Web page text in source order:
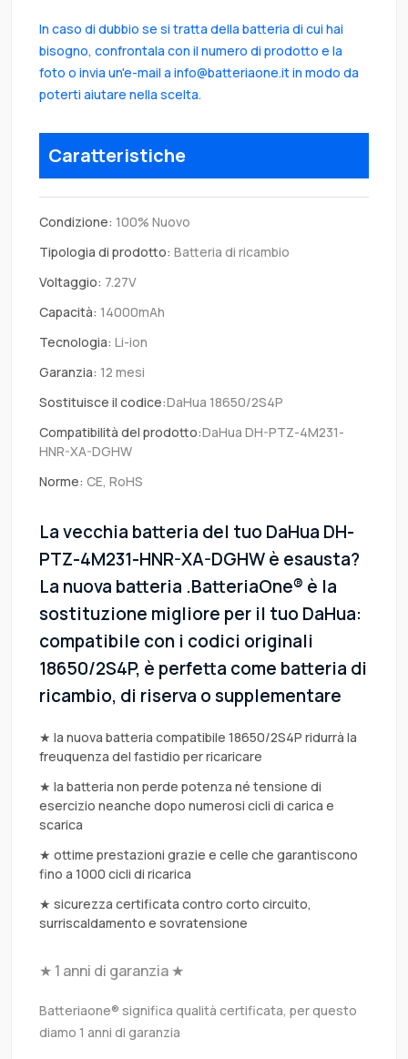
In caso di dubbio se si tratta della batteria di cui hai
bisogno, confrontala con il numero di prodotto e la
foto o invia un'e-mail a info@batteriaone.it in modo da
poterti aiutare nella scelta.
Caratteristiche
Condizione: 100% Nuovo
Tipologia di prodotto: Batteria di ricambio
Voltaggio: 7.27V
Capacità: 14000mAh
Tecnologia: Li-ion
Garanzia: 12 mesi
Sostituisce il codice:DaHua 18650/2S4P
Compatibilità del prodotto:DaHua DH-PTZ-4M231-
HNR-XA-DGHW
Norme: CE, RoHS
La vecchia batteria del tuo DaHua DH-
PTZ-4M231-HNR-XA-DGHW è esausta?
La nuova batteria .BatteriaOne® è la
sostituzione migliore per il tuo DaHua:
compatibile con i codici originali
18650/2S4P, è perfetta come batteria di
ricambio, di riserva o supplementare
★ la nuova batteria compatibile 18650/2S4P ridurrà la
freuquenza del fastidio per ricaricare
★ la batteria non perde potenza né tensione di
esercizio neanche dopo numerosi cicli di carica e
scarica
★ ottime prestazioni grazie e celle che garantiscono
fino a 1000 cicli di ricarica
★ sicurezza certificata contro corto circuito,
surriscaldamento e sovratensione
★ 1 anni di garanzia ★
Batteriaone® significa qualità certificata, per questo
diamo 1 anni di garanzia